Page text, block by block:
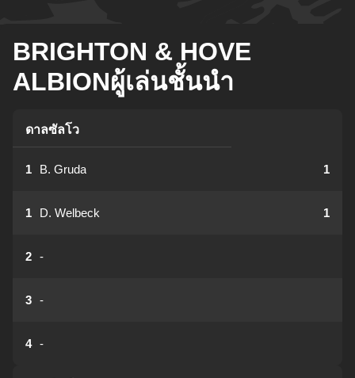
BRIGHTON & HOVE
ALBIONผู้เล่นชั้นนำ
ดาลซัลโว
1 B. Gruda 1
1 D. Welbeck 1
2 -
3 -
4 -